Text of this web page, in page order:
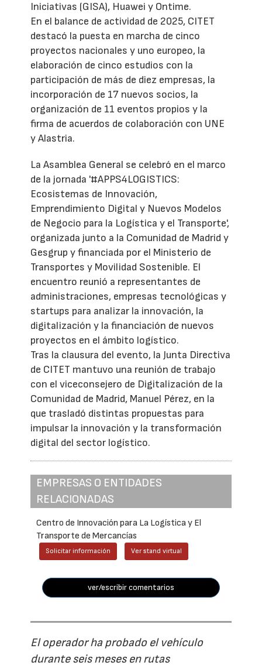
Iniciativas (GISA), Huawei y Ontime.
En el balance de actividad de 2025, CITET
destacó la puesta en marcha de cinco
proyectos nacionales y uno europeo, la
elaboración de cinco estudios con la
participación de más de diez empresas, la
incorporación de 17 nuevos socios, la
organización de 11 eventos propios y la
firma de acuerdos de colaboración con UNE
y Alastria.
La Asamblea General se celebró en el marco
de la jornada '#APPS4LOGISTICS:
Ecosistemas de Innovación,
Emprendimiento Digital y Nuevos Modelos
de Negocio para la Logística y el Transporte',
organizada junto a la Comunidad de Madrid y
Gesgrup y financiada por el Ministerio de
Transportes y Movilidad Sostenible. El
encuentro reunió a representantes de
administraciones, empresas tecnológicas y
startups para analizar la innovación, la
digitalización y la financiación de nuevos
proyectos en el ámbito logístico.
Tras la clausura del evento, la Junta Directiva
de CITET mantuvo una reunión de trabajo
con el viceconsejero de Digitalización de la
Comunidad de Madrid, Manuel Pérez, en la
que trasladó distintas propuestas para
impulsar la innovación y la transformación
digital del sector logístico.
EMPRESAS O ENTIDADES
RELACIONADAS
Centro de Innovación para La Logística y El
Transporte de Mercancías
Solicitar información Ver stand virtual
ver/escribir comentarios
El operador ha probado el vehículo
durante seis meses en rutas